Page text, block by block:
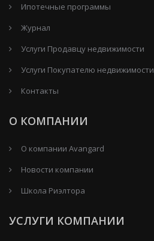
Ипотечные программы
Журнал
Услуги Продавцу недвижимости
Услуги Покупателю недвижимости
Контакты
О КОМПАНИИ
О компании Avangard
Новости компании
Школа Риэлтора
УСЛУГИ КОМПАНИИ